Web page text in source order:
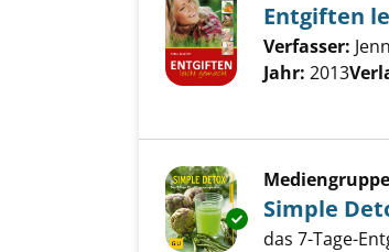
Entgiften
Verfasser:
Jahr: 2013
Exemplar-Details
Simple
das 7-Tage-